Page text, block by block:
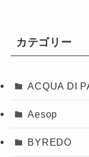
カテゴリー
ACQUA DI
Aesop
BYREDO